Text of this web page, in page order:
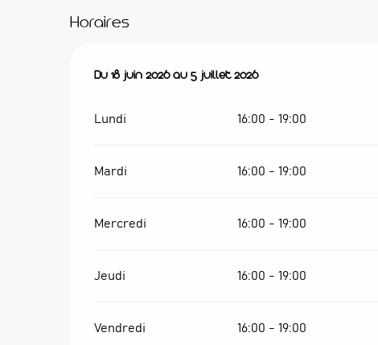
Horaires
Du 18 juin 2026au 5 juillet 2026
Du 18 juin 2026au 5 juillet 2026
Lundi 16:00 - 19:00
Mardi 16:00 - 19:00
Mercredi 16:00 - 19:00
Jeudi 16:00 - 19:00
Vendredi 16:00 - 19:00